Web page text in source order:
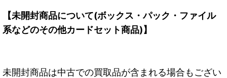
【未開封商品について(ボックス・パック・ファイル
系などのその他カードセット商品)】
未開封商品は中古での買取品が含まれる場合もござい